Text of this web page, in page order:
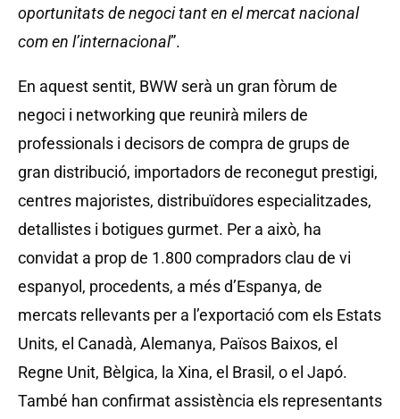
oportunitats de negoci tant en el mercat nacional
com en l’internacional”.
En aquest sentit, BWW serà un gran fòrum de
negoci i networking que reunirà milers de
professionals i decisors de compra de grups de
gran distribució, importadors de reconegut prestigi,
centres majoristes, distribuïdores especialitzades,
detallistes i botigues gurmet. Per a això, ha
convidat a prop de 1.800 compradors clau de vi
espanyol, procedents, a més d’Espanya, de
mercats rellevants per a l’exportació com els Estats
Units, el Canadà, Alemanya, Països Baixos, el
Regne Unit, Bèlgica, la Xina, el Brasil, o el Japó.
També han confirmat assistència els representants